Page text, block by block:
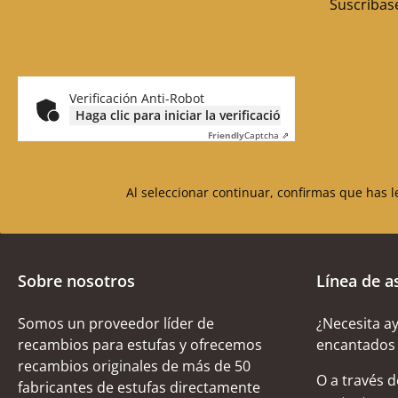
Verificación Anti-Robot
Haga clic para iniciar la verificación
FriendlyCaptcha ⇗
Al seleccionar continuar, confirmas que has
Sobre nosotros
Somos un proveedor líder de
recambios para estufas y ofrecemos
recambios originales de más de 50
fabricantes de estufas directamente
Línea de
¿Necesita
O a través